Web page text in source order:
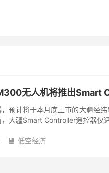
无人机将推出Smart
，预计将于本月底上市的大疆经
大疆Smart Controller遥控器仅
 低空经济